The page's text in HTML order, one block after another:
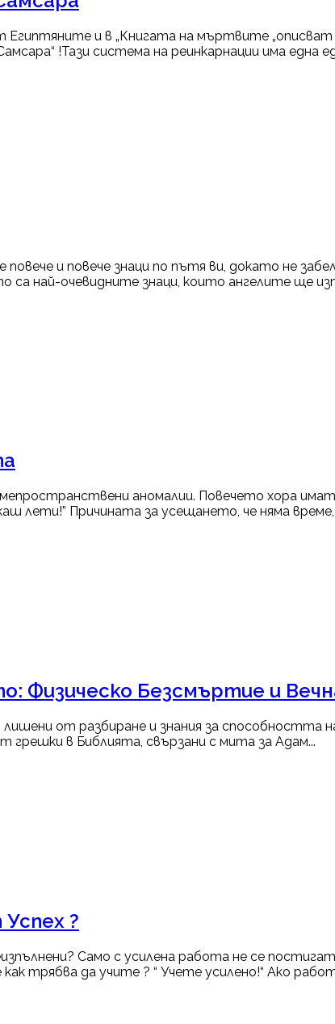
и в „Книгата на мъртвите „описват
!Тази система на реинкарнации има една
и повече знаци по пътя ви, докато не
най-очевидните знаци, които ангелите ще
аномалии. Повечето хора
лети!” Причината за усещането, че няма време,
Физическо Безсмъртие и
лишени от разбиране и знания за
грешки в Библията, свързани с мита за Адам...
?
Само с усилена работа не се
трябва да учите ? “ Учете усилено!“ Ако